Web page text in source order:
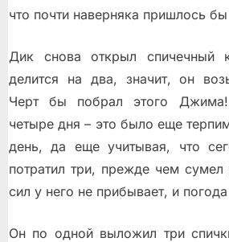
что почти наверняка пришлось бы
Дик снова открыл спичечный
делится на два, значит, он
Черт бы побрал этого
четыре дня – это было еще
день, да еще учитывая, что
потратил три, прежде чем сумел
сил у него не прибывает, и
Он по одной выложил три